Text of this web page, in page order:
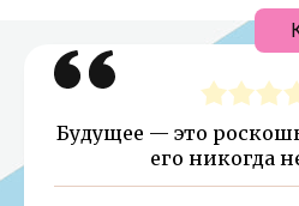
Будущее — это
его никогда